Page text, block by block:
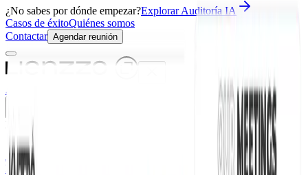
¿No sabes por dónde empezar?Explorar Auditoría IA
Casos de éxitoQuiénes somos
Contactar Agendar reunión
Auditoría IA
IA
Asistente Interno IA
RAG sobre tus documentos